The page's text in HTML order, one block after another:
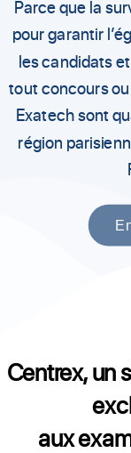
Parce que la
pour garantir
les candidats
tout concours
Exatech sont
région
Centrex, un
aux